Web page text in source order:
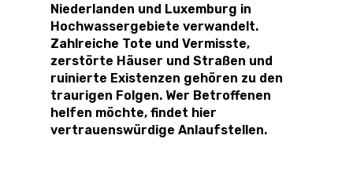
Niederlanden und Luxemburg in
Hochwassergebiete verwandelt.
Zahlreiche Tote und Vermisste,
zerstörte Häuser und Straßen und
ruinierte Existenzen gehören zu den
traurigen Folgen. Wer Betroffenen
helfen möchte, findet hier
vertrauenswürdige Anlaufstellen.